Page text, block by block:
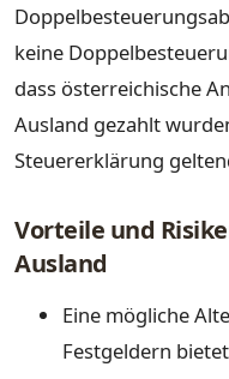
keine
dass österreichische
Ausland gezahlt
Steuererklärung
Vorteile und
Ausland
Eine mögliche
Festgeldern